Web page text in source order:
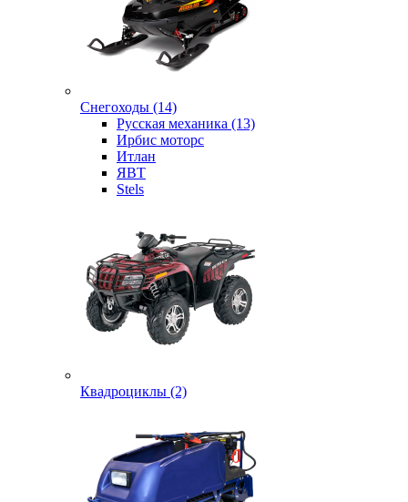
Снегоходы (14)
Русская механика (13)
Ирбис моторс
Итлан
ЯВТ
Stels
Квадроциклы (2)